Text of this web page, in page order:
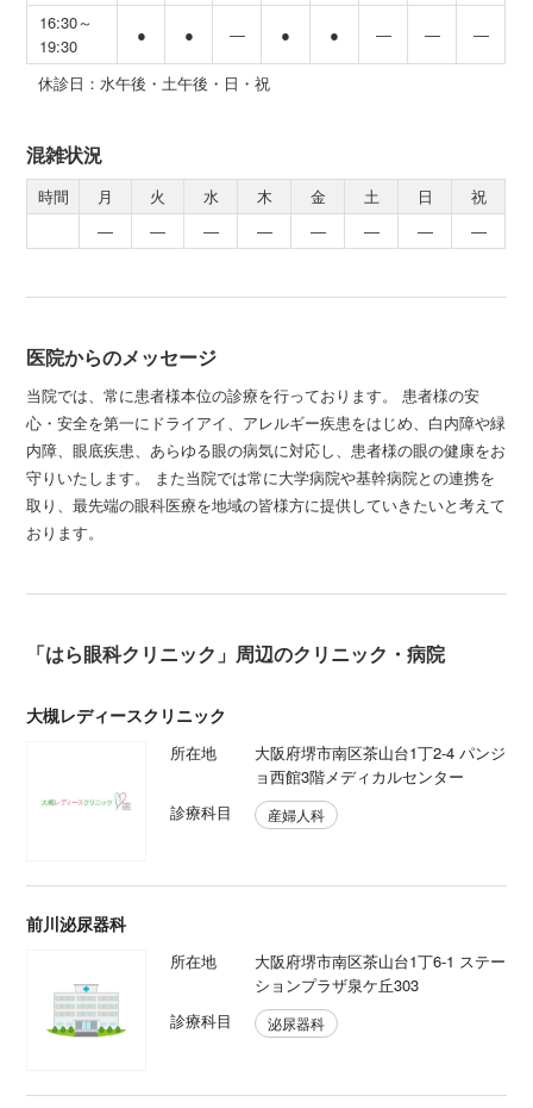
16:30～
19:30
● ● ― ● ● ― ― ―
休診日：水午後・土午後・日・祝
混雑状況
時間 月 火 水 木 金 土 日
祝
―
― ― ― ― ― ― ―
医院からのメッセージ
当院では、常に患者様本位の診療を行っております。 患者様の安
心・安全を第一にドライアイ、アレルギー疾患をはじめ、白内障や緑
内障、眼底疾患、あらゆる眼の病気に対応し、患者様の眼の健康をお
守りいたします。 また当院では常に大学病院や基幹病院との連携を
取り、最先端の眼科医療を地域の皆様方に提供していきたいと考えて
おります。
「はら眼科クリニック」周辺のクリニック・病院
大槻レディースクリニック
所在地
大阪府堺市南区茶山台1丁2-4 パンジ
ョ西館3階メディカルセンター
診療科目
産婦人科
前川泌尿器科
所在地
大阪府堺市南区茶山台1丁6-1 ステー
ションプラザ泉ケ丘303
診療科目
泌尿器科